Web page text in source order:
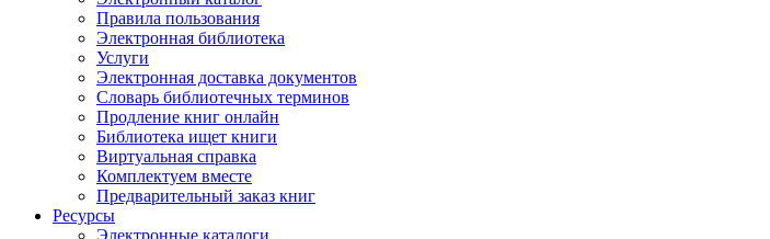
Правила пользования
Электронная библиотека
Услуги
Электронная доставка документов
Словарь библиотечных терминов
Продление книг онлайн
Библиотека ищет книги
Виртуальная справка
Комплектуем вместе
Предварительный заказ книг
Ресурсы
Электронные каталоги